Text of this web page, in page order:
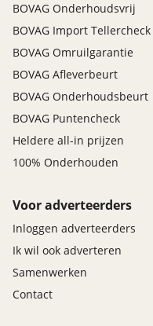
BOVAG Onderhoudsvrij
BOVAG Import Tellercheck
BOVAG Omruilgarantie
BOVAG Afleverbeurt
BOVAG Onderhoudsbeurt
BOVAG Puntencheck
Heldere all-in prijzen
100% Onderhouden
Voor adverteerders
Inloggen adverteerders
Ik wil ook adverteren
Samenwerken
Contact